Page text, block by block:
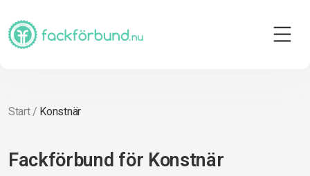
Start/ Konstnär
Fackförbund för Konstnär